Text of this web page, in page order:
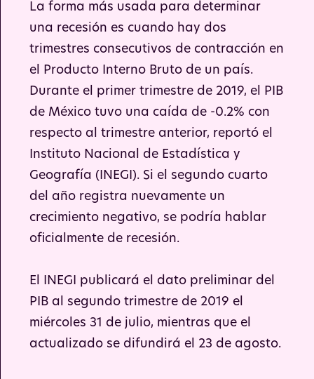
La forma más usada para determinar
una recesión es cuando hay dos
trimestres consecutivos de contracción en
el Producto Interno Bruto de un país.
Durante el primer trimestre de 2019, el PIB
de México tuvo una caída de -0.2% con
respecto al trimestre anterior, reportó el
Instituto Nacional de Estadística y
Geografía (INEGI). Si el segundo cuarto
del año registra nuevamente un
crecimiento negativo, se podría hablar
oficialmente de recesión.
El INEGI publicará el dato preliminar del
PIB al segundo trimestre de 2019 el
miércoles 31 de julio, mientras que el
actualizado se difundirá el 23 de agosto.